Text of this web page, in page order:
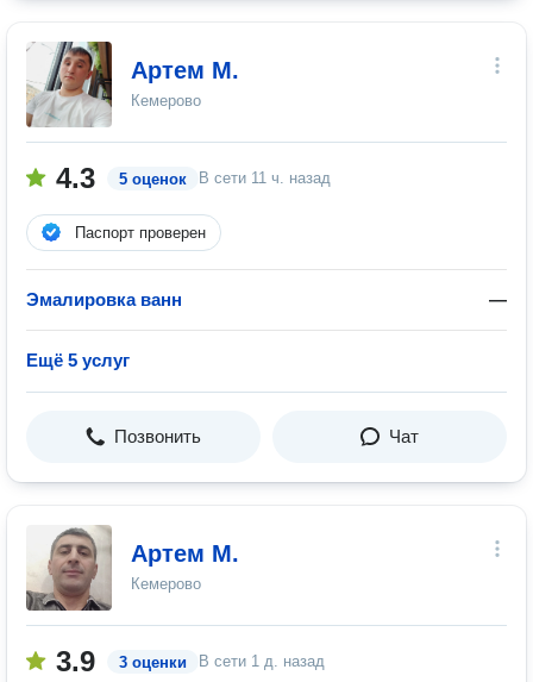
Артем М.
Кемерово
4.3 5 оценок В сети 11 ч. назад
Паспорт проверен
Эмалировка ванн —
Ещё 5 услуг
Позвонить Чат
Артем М.
Кемерово
3.9 3 оценки В сети 1 д. назад